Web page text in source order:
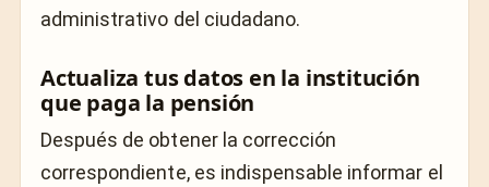
administrativo del ciudadano.
Actualiza tus datos en la institución
que paga la pensión
Después de obtener la corrección
correspondiente, es indispensable informar el